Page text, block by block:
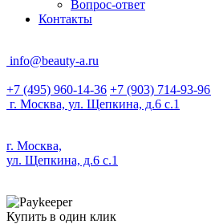
Вопрос-ответ
Контакты
info@beauty-a.ru
+7 (495) 960-14-36 +7 (903) 714-93-96
г. Москва, ул. Щепкина, д.6 с.1
г. Москва,
ул. Щепкина, д.6 с.1
Купить в один клик